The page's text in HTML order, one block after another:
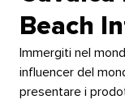
Beach
Immergiti nel
influencer del
presentare i